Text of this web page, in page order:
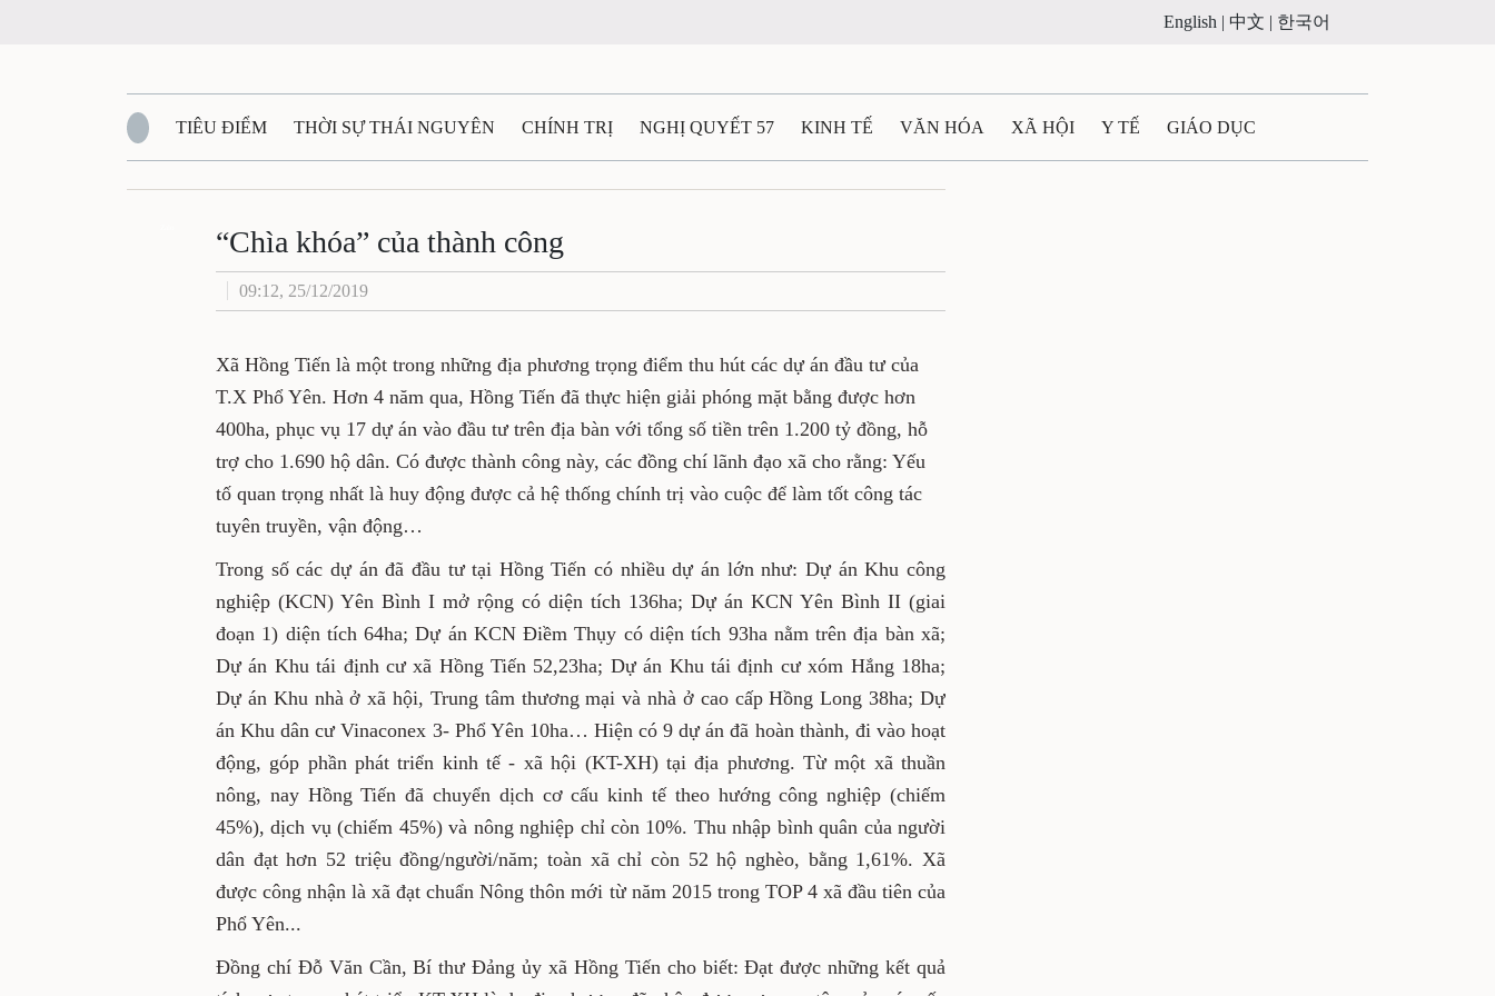
English | 中文 | 한국어
TIÊU ĐIỂM THỜI SỰ THÁI NGUYÊN CHÍNH TRỊ NGHỊ QUYẾT 57 KINH TẾ VĂN HÓA XÃ HỘI Y TẾ GIÁO DỤC
QUỐC PHÒNG - AN NINH BẠN ĐỌC ĐẤT VÀ NGƯỜI THÁI NGUYÊN GIAO THÔNG Ô TÔ - XE MÁY
TÀI NGUYÊN - MÔI TRƯỜNG
“Chìa khóa” của thành công
09:12, 25/12/2019
Xã Hồng Tiến là một trong những địa phương trọng điểm thu hút các dự
án đầu tư của T.X Phổ Yên. Hơn 4 năm qua, Hồng Tiến đã thực hiện giải
phóng mặt bằng được hơn 400ha, phục vụ 17 dự án vào đầu tư trên địa
bàn với tổng số tiền trên 1.200 tỷ đồng, hỗ trợ cho 1.690 hộ dân. Có được
thành công này, các đồng chí lãnh đạo xã cho rằng: Yếu tố quan trọng
nhất là huy động được cả hệ thống chính trị vào cuộc để làm tốt công tác
tuyên truyền, vận động…
Trong số các dự án đã đầu tư tại Hồng Tiến có nhiều dự án lớn như: Dự án
Khu công nghiệp (KCN) Yên Bình I mở rộng có diện tích 136ha; Dự án KCN
Yên Bình II (giai đoạn 1) diện tích 64ha; Dự án KCN Điềm Thụy có diện tích
93ha nằm trên địa bàn xã; Dự án Khu tái định cư xã Hồng Tiến 52,23ha;
Dự án Khu tái định cư xóm Hắng 18ha; Dự án Khu nhà ở xã hội, Trung
tâm thương mại và nhà ở cao cấp Hồng Long 38ha; Dự án Khu dân cư
Vinaconex 3- Phổ Yên 10ha… Hiện có 9 dự án đã hoàn thành, đi vào hoạt
động, góp phần phát triển kinh tế - xã hội (KT-XH) tại địa phương. Từ một
xã thuần nông, nay Hồng Tiến đã chuyển dịch cơ cấu kinh tế theo hướng
công nghiệp (chiếm 45%), dịch vụ (chiếm 45%) và nông nghiệp chỉ còn
10%. Thu nhập bình quân của người dân đạt hơn 52 triệu
đồng/người/năm; toàn xã chỉ còn 52 hộ nghèo, bằng 1,61%. Xã được công
nhận là xã đạt chuẩn Nông thôn mới từ năm 2015 trong TOP 4 xã đầu tiên